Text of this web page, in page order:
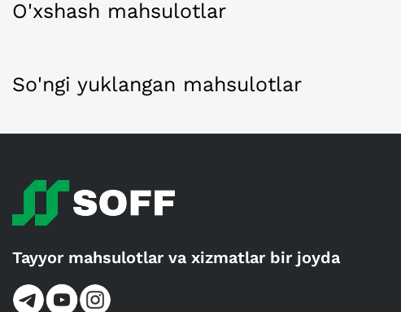
O'xshash mahsulotlar
So'ngi yuklangan mahsulotlar
Tayyor mahsulotlar va xizmatlar bir joyda